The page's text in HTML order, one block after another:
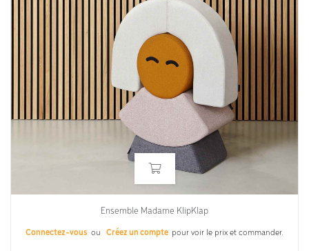
Ensemble Madame KlipKlap
Connectez-vous ou Créez un compte pour voir le prix et commander.